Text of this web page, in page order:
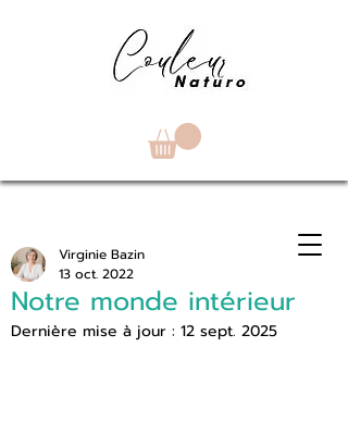
Notre monde intérieur
Virginie Bazin
13 oct. 2022
Dernière mise à jour : 12 sept. 2025